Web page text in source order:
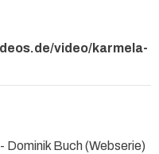
video/karmela-
- Dominik Buch (Webserie)